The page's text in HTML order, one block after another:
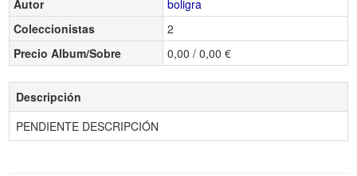
Autor
boligra
Coleccionistas
2
Precio Album/Sobre
0,00 / 0,00 €
Descripción
PENDIENTE DESCRIPCIÓN